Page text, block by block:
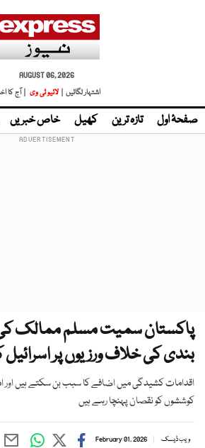
AUGUST 06, 2026
اشتہار لگائیں |
لائیو ٹی وی | آج کا
صفحۂ اول تازہ ترین کھیل خاص خبریں
پاکستان سمیت مسلم ممالک
بندی کی خلاف ورزیوں پر
اقدامات کشیدگی میں اضافے کا سبب بن سکتے ہیں اور
کوششوں کو نقصان پہنچا رہے ہیں
ویب ڈیسک February 01, 2026